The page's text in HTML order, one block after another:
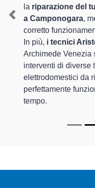
la riparazione del
a Camponogara,
corretto
In più, i tecnici
Archimede Venezia
interventi di diverse
elettrodomestici da
perfettamente
tempo.
Previous